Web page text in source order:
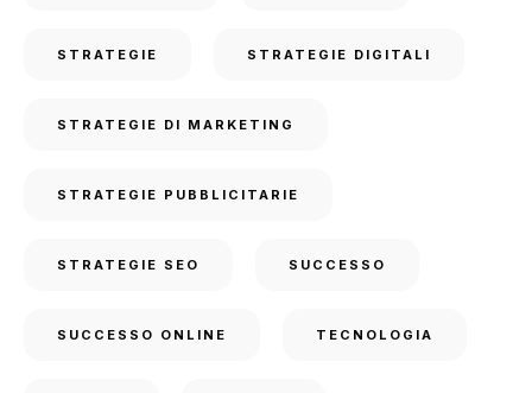
STRATEGIE STRATEGIE DIGITALI
STRATEGIE DI MARKETING
STRATEGIE PUBBLICITARIE
STRATEGIE SEO SUCCESSO
SUCCESSO ONLINE TECNOLOGIA